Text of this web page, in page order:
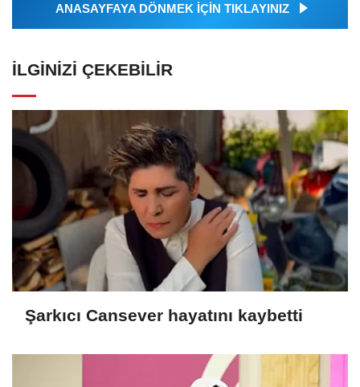
ANASAYFAYA DÖNMEK İÇİN TIKLAYINIZ
İLGINIZI ÇEKEBILIR
Şarkıcı Cansever hayatını kaybetti